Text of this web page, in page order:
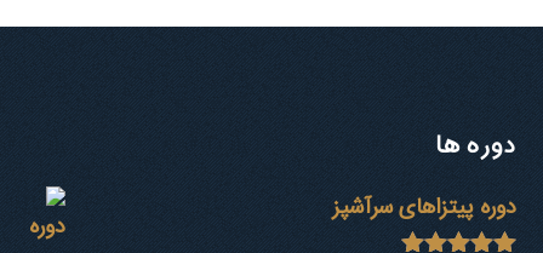
دوره ها
دوره پیتزاهای سرآشپز